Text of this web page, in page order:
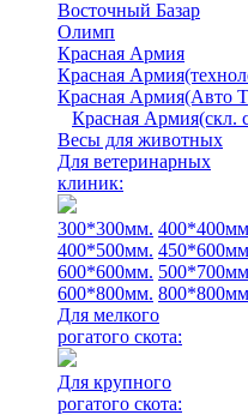
Восточный Базар
Олимп
Красная Армия
Красная
Красная Армия(Авто
Красная Армия(скл.
Весы для животных
Для ветеринарных
клиник:
300*300мм.
400*500мм.
600*600мм.
600*800мм.
Для мелкого
рогатого скота:
Для крупного
рогатого скота: